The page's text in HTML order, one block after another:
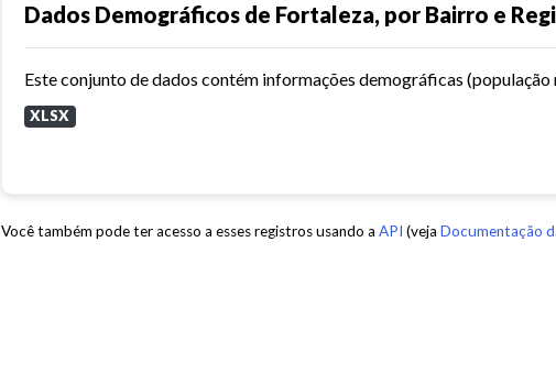
Dados Demográficos de Fortaleza, por Bairro e
XLSX
Você também pode ter acesso a esses registros usando a API (veja Documentação